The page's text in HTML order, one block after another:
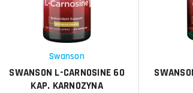
Swanson
SWANSON L-CARNOSINE 60
KAP. KARNOZYNA